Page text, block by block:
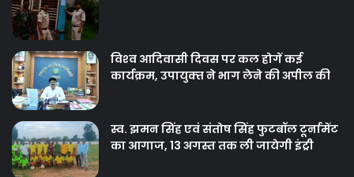
विश्‍व आदिवासी दिवस पर कल होगें कई
कार्यक्रम, उपायुक्‍त ने भाग लेने की अपील की
स्व. झमन सिंह एवं संतोष सिंह फुटबॉल टूर्नामेंट
का आगाज, 13 अगस्त तक ली जायेगी इंट्री